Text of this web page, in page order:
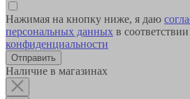
Нажимая на кнопку ниже, я даю
персональных данных в
конфиденциальности
Наличие в магазинах